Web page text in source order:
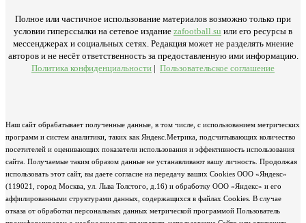
Полное или частичное использование материалов возможно только при
условии гиперссылки на сетевое издание zafootball.su или его ресурсы в
мессенджерах и социальных сетях. Редакция может не разделять мнение
авторов и не несёт ответственность за предоставленную ими информацию.
Политика конфиденциальности | Пользовательское соглашение
Наш сайт обрабатывает полученные данные, в том числе, с использованием метрических
программ и систем аналитики, таких как Яндекс.Метрика, подсчитывающих количество
посетителей и оценивающих показатели использования и эффективность использования
сайта. Получаемые таким образом данные не устанавливают вашу личность. Продолжая
использовать этот сайт, вы даете согласие на передачу ваших Cookies ООО «Яндекс»
(119021, город Москва, ул. Льва Толстого, д.16) и обработку ООО «Яндекс» и его
аффилированными структурами данных, содержащихся в файлах Cookies. В случае
отказа от обработки персональных данных метрической программой Пользователь